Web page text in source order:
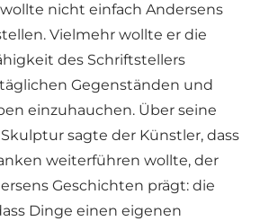
nicht einfach Andersens
Vielmehr wollte er die
des Schriftstellers
Gegenständen und
einzuhauchen. Über seine
sagte der Künstler, dass
weiterführen wollte, der
Geschichten prägt: die
Dinge einen eigenen